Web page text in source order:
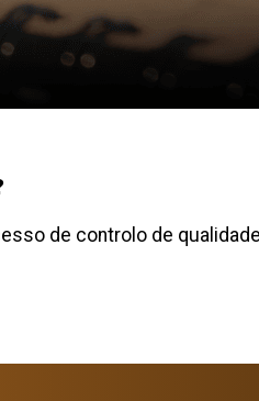
de controlo de